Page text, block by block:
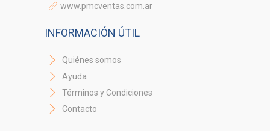
www.pmcventas.com.ar
INFORMACIÓN ÚTIL
Quiénes somos
Ayuda
Términos y Condiciones
Contacto